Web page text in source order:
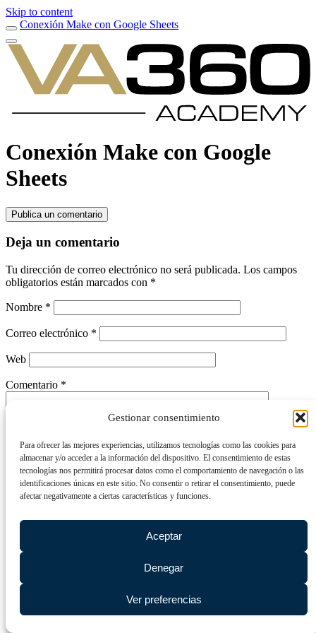
Gestionar consentimiento
Para ofrecer las mejores experiencias, utilizamos tecnologías como las cookies para
almacenar y/o acceder a la información del dispositivo. El consentimiento de estas
tecnologías nos permitirá procesar datos como el comportamiento de navegación o las
identificaciones únicas en este sitio. No consentir o retirar el consentimiento, puede
afectar negativamente a ciertas características y funciones.
Aceptar
Denegar
Ver preferencias
Skip to content
Conexión Make con Google Sheets
Conexión Make con Google
Sheets
Publica un comentario
Deja un comentario
Tu dirección de correo electrónico no será publicada. Los campos
obligatorios están marcados con *
Nombre *
Correo electrónico *
Web
Comentario *
Este @ño